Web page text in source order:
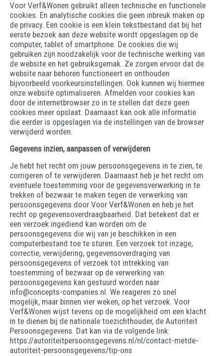
Voor Verf&Wonen gebruikt alleen technische en functionele
cookies. En analytische cookies die geen inbreuk maken op
de privacy. Een cookie is een klein tekstbestand dat bij het
eerste bezoek aan deze website wordt opgeslagen op de
computer, tablet of smartphone. De cookies die wij
gebruiken zijn noodzakelijk voor de technische werking van
de website en het gebruiksgemak. Ze zorgen ervoor dat de
website naar behoren functioneert en onthouden
bijvoorbeeld voorkeursinstellingen. Ook kunnen wij hiermee
onze website optimaliseren. Afmelden voor cookies kan
door de internetbrowser zo in te stellen dat deze geen
cookies meer opslaat. Daarnaast kan ook alle informatie
die eerder is opgeslagen via de instellingen van de browser
verwijderd worden.
Gegevens inzien, aanpassen of verwijderen
Je hebt het recht om jouw persoonsgegevens in te zien, te
corrigeren of te verwijderen. Daarnaast heb je het recht om
eventuele toestemming voor de gegevensverwerking in te
trekken of bezwaar te maken tegen de verwerking van
persoonsgegevens door Voor Verf&Wonen en heb je het
recht op gegevensoverdraagbaarheid. Dat betekent dat er
een verzoek ingediend kan worden om de
persoonsgegevens die wij van je beschikken in een
computerbestand toe te sturen. Een verzoek tot inzage,
correctie, verwijdering, gegevensoverdraging van
persoonsgegevens of verzoek tot intrekking van
toestemming of bezwaar op de verwerking van
persoonsgegevens kan gestuurd worden naar
info@concepts-companies.nl. We reageren zo snel
mogelijk, maar binnen vier weken, op het verzoek. Voor
Verf&Wonen wijst tevens op de mogelijkheid om een klacht
in te dienen bij de nationale toezichthouder, de Autoriteit
Persoonsgegevens. Dat kan via de volgende link:
https://autoriteitpersoonsgegevens.nl/nl/contact-metde-
autoriteit-persoonsgegevens/tip-ons